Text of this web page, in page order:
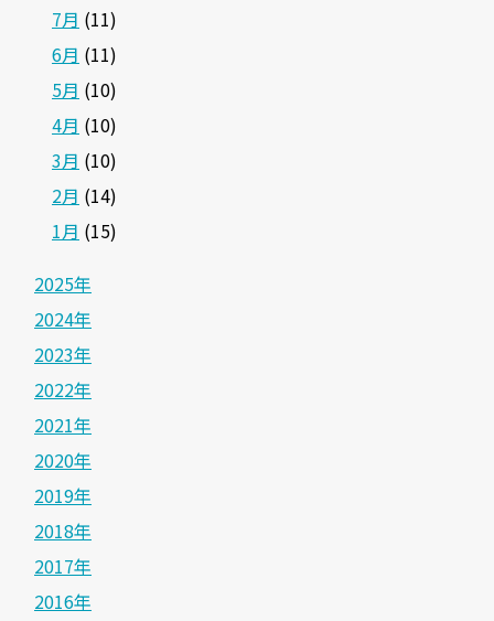
7月 (11)
6月 (11)
5月 (10)
4月 (10)
3月 (10)
2月 (14)
1月 (15)
2025年
2024年
2023年
2022年
2021年
2020年
2019年
2018年
2017年
2016年